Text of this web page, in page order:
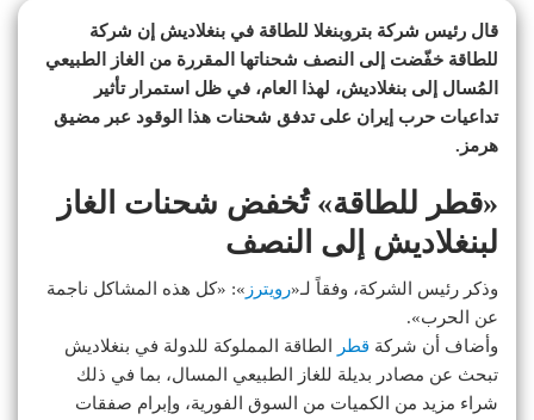
قال رئيس شركة بتروبنغلا للطاقة في بنغلاديش إن شركة
للطاقة خفّضت إلى النصف شحناتها المقررة من الغاز الطبيعي
المُسال إلى بنغلاديش، لهذا العام، في ظل استمرار تأثير
تداعيات حرب إيران على تدفق شحنات هذا الوقود عبر مضيق
هرمز.
«قطر للطاقة» تُخفض شحنات الغاز
لبنغلاديش إلى النصف
وذكر رئيس الشركة، وفقاً لـ«رويترز »: «كل هذه المشاكل ناجمة
عن الحرب».
وأضاف أن شركة قطر
الطاقة المملوكة للدولة في بنغلاديش
تبحث عن مصادر بديلة للغاز الطبيعي المسال، بما في ذلك
شراء مزيد من الكميات من السوق الفورية، وإبرام صفقات